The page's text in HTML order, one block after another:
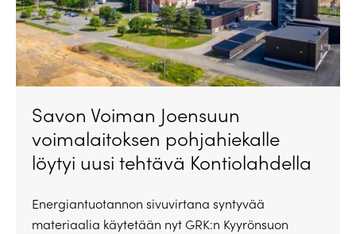
Savon Voiman Joensuun
voimalaitoksen pohjahiekalle
löytyi uusi tehtävä Kontiolahdella
Energiantuotannon sivuvirtana syntyvää
materiaalia käytetään nyt GRK:n Kyyrönsuon